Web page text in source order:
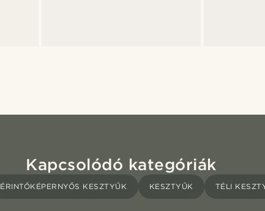
Kapcsolódó kategóriák
ÉRINTŐKÉPERNYŐS KESZTYŰK KESZTYŰK TÉLI